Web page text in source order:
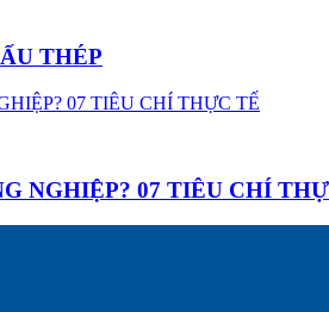
THÉP
NGHIỆP? 07 TIÊU CHÍ